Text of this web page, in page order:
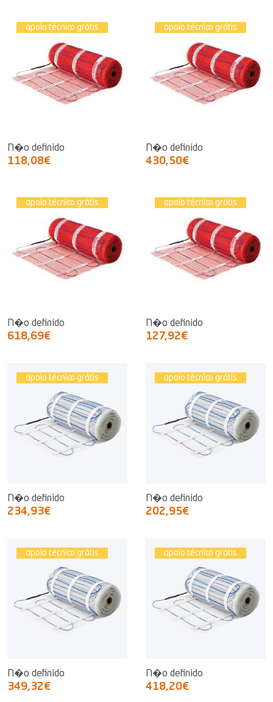
apoio técnico grátis
N�o definido
118,08€
apoio técnico grátis
N�o definido
430,50€
apoio técnico grátis
N�o definido
618,69€
apoio técnico grátis
N�o definido
127,92€
apoio técnico grátis
N�o definido
234,93€
apoio técnico grátis
N�o definido
202,95€
apoio técnico grátis
N�o definido
349,32€
apoio técnico grátis
N�o definido
418,20€